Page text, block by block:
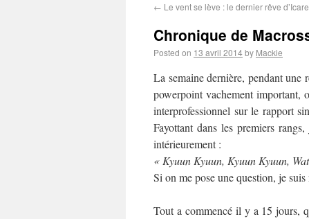
← Le vent se lève : le dernier rêve d’Icare
Chronique de
Posted on 13 avril 2014by Mackie
La semaine dernière, pendant une
powerpoint vachement important,
interprofessionnel sur le rapport
Fayottant dans les premiers
intérieurement :
« Kyuun Kyuun, Kyuun Kyuun,
Si on me pose une question, je suis
Tout a commencé il y a 15 jours,